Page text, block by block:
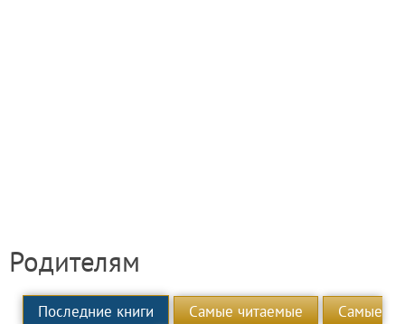
Родителям
Последние книги Самые читаемые
Самые